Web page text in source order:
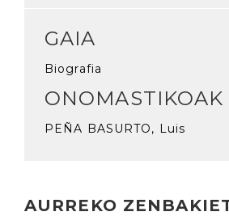
GAIA
Biografia
ONOMASTIKOAK
PEÑA BASURTO, Luis
AURREKO